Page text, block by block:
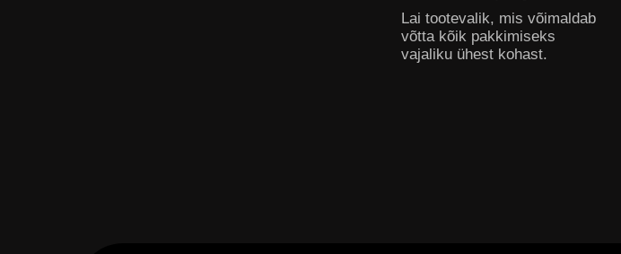
Lai tootevalik, mis võimaldab
võtta kõik pakkimiseks
vajaliku ühest kohast.